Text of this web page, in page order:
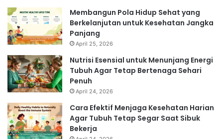
Membangun Pola Hidup Sehat yang
Berkelanjutan untuk Kesehatan Jangka
Panjang
April 25, 2026
Nutrisi Esensial untuk Menunjang Energi
Tubuh Agar Tetap Bertenaga Sehari
Penuh
April 24, 2026
Cara Efektif Menjaga Kesehatan Harian
Agar Tubuh Tetap Segar Saat Sibuk
Bekerja